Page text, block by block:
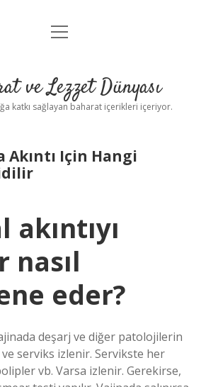
Anasayfa
Yasal Uyarı
menüyü
ve Lezzet Dünyası
katkı sağlayan baharat içerikleri içeriyor.
Akıntı Için Hangi
nasıl
eder?
deşarj ve diğer patolojilerin
ve serviks izlenir. Servikste her
vb. Varsa izlenir. Gerekirse,